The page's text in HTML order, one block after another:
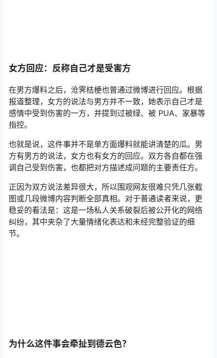
女方回应：反称自己才是受害方
在男方爆料之后，沧霁桔梗也曾通过微博进行回应。根据
报道整理，女方的说法与男方并不一致，她表示自己才是
感情中受到伤害的一方，并提到过被绿、被 PUA、家暴等
指控。
也就是说，这件事并不是单方面爆料就能讲清楚的瓜。男
方有男方的说法，女方也有女方的回应。双方各自都在强
调自己受到伤害，也都把对方描述成问题的主要责任方。
正因为双方说法差异很大，所以围观网友很难只凭几张截
图或几段微博内容判断全部真相。对于普通读者来说，更
稳妥的看法是：这是一场私人关系破裂后被公开化的网络
纠纷，其中夹杂了大量情绪化表达和未经完整验证的细
节。
为什么这件事会牵扯到德云色？